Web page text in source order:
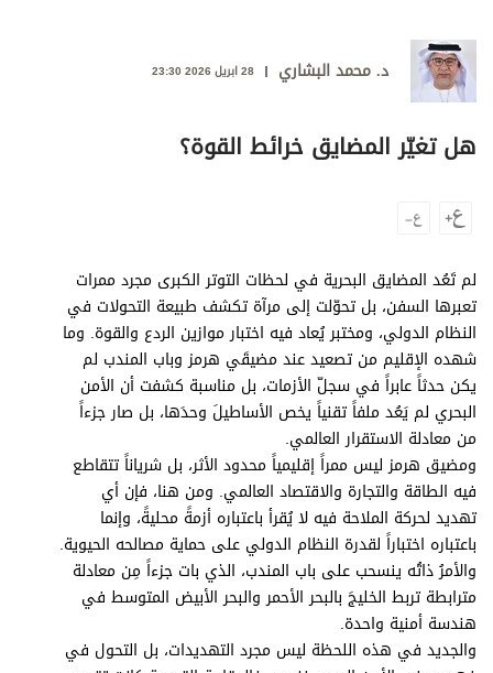
الترفيه
التعليم والمعرفة
الذكاء الاصطناعي
تغطيات
فيديو
بودكاست
إنفوجراف
قصة صورة
كاريكتير
برامج
عدد اليوم
مواقيت الصلاة
د. محمد البشاري 28 ابريل 2026 23:30
هل تغيّر المضايق خرائط القوة؟
لم تَعُد المضايق البحرية في لحظات التوتر الكبرى مجرد ممرات
تعبرها السفن، بل تحوّلت إلى مرآة تكشف طبيعة التحولات في
النظام الدولي، ومختبر يُعاد فيه اختبار موازين الردع والقوة. وما
شهده الإقليم من تصعيد عند مضيقَي هرمز وباب المندب لم
يكن حدثاً عابراً في سجلّ الأزمات، بل مناسبة كشفت أن الأمن
البحري لم يَعُد ملفاً تقنياً يخص الأساطيلَ وحدَها، بل صار جزءاً
من معادلة الاستقرار العالمي.
ومضيق هرمز ليس ممراً إقليمياً محدود الأثر، بل شرياناً تتقاطع
فيه الطاقة والتجارة والاقتصاد العالمي. ومن هنا، فإن أي
تهديد لحركة الملاحة فيه لا يُقرأ باعتباره أزمةً محليةً، وإنما
باعتباره اختباراً لقدرة النظام الدولي على حماية مصالحه الحيوية.
والأمرُ ذاتُه ينسحب على باب المندب، الذي بات جزءاً مِن معادلة
مترابطة تربط الخليجَ بالبحر الأحمر والبحر الأبيض المتوسط في
هندسة أمنية واحدة.
والجديد في هذه اللحظة ليس مجرد التهديدات، بل التحول في